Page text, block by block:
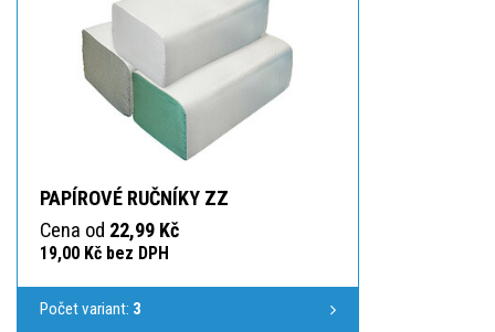
PAPÍROVÉ RUČNÍKY ZZ
Cena od 22,99 Kč
19,00 Kč bez DPH
Počet variant: 3